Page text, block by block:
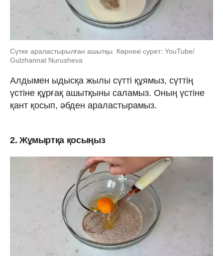
Сүтке араластырылған ашытқы. Көрнекі сурет: YouTube/
Gulzhannat Nurusheva
Алдымен ыдысқа жылы сүтті құямыз, сүттің
үстіне құрғақ ашытқыны саламыз. Оның үстіне
қант қосып, әбден араластырамыз.
2. Жұмыртқа қосыңыз